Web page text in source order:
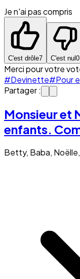
Je n'ai pas compris
C'est drôle7 C'est nul0
Merci pour votre
#Devinette#Pour
Partager :
Monsieur et
enfants.
Betty, Baba,